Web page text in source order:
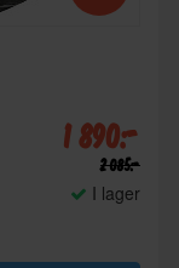
1 890:-
2 085:-
I lager